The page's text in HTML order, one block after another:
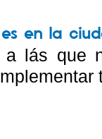
en la
a lás que